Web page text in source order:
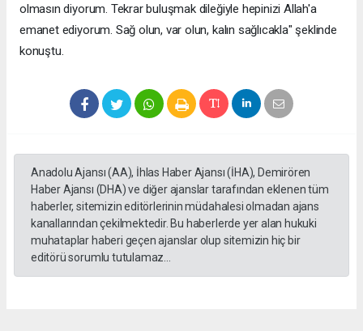
olmasın diyorum. Tekrar buluşmak dileğiyle hepinizi Allah'a
emanet ediyorum. Sağ olun, var olun, kalın sağlıcakla" şeklinde
konuştu.
Anadolu Ajansı (AA), İhlas Haber Ajansı (İHA), Demirören
Haber Ajansı (DHA) ve diğer ajanslar tarafından eklenen tüm
haberler, sitemizin editörlerinin müdahalesi olmadan ajans
kanallarından çekilmektedir. Bu haberlerde yer alan hukuki
muhataplar haberi geçen ajanslar olup sitemizin hiç bir
editörü sorumlu tutulamaz...